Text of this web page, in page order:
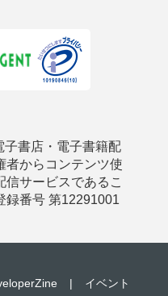
書店・電子書籍配
者からコンテンツ使
信サービスであるこ
録番号 第12291001
| イベント